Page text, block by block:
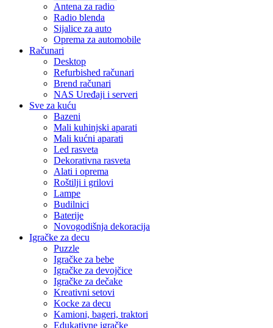
Antena za radio
Radio blenda
Sijalice za auto
Oprema za automobile
Računari
Desktop
Refurbished računari
Brend računari
NAS Uređaji i serveri
Sve za kuću
Bazeni
Mali kuhinjski aparati
Mali kućni aparati
Led rasveta
Dekorativna rasveta
Alati i oprema
Roštilji i grilovi
Lampe
Budilnici
Baterije
Novogodišnja dekoracija
Igračke za decu
Puzzle
Igračke za bebe
Igračke za devojčice
Igračke za dečake
Kreativni setovi
Kocke za decu
Kamioni, bageri, traktori
Edukativne igračke